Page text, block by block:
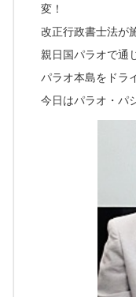
変！
改正行政書士法が
親日国パラオで通
パラオ本島をドラ
今日はパラオ・パ